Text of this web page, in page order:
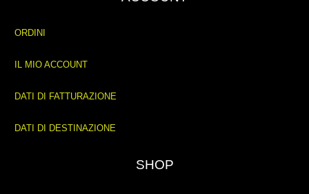
ORDINI
IL MIO ACCOUNT
DATI DI FATTURAZIONE
DATI DI DESTINAZIONE
SHOP